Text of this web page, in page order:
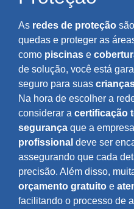
As redes de proteção
quedas e proteger as
como piscinas e
de solução, você está
seguro para suas
Na hora de escolher a
considerar a certificação
segurança que a
profissional deve ser
assegurando que cada
precisão. Além disso,
orçamento gratuito e
facilitando o processo de